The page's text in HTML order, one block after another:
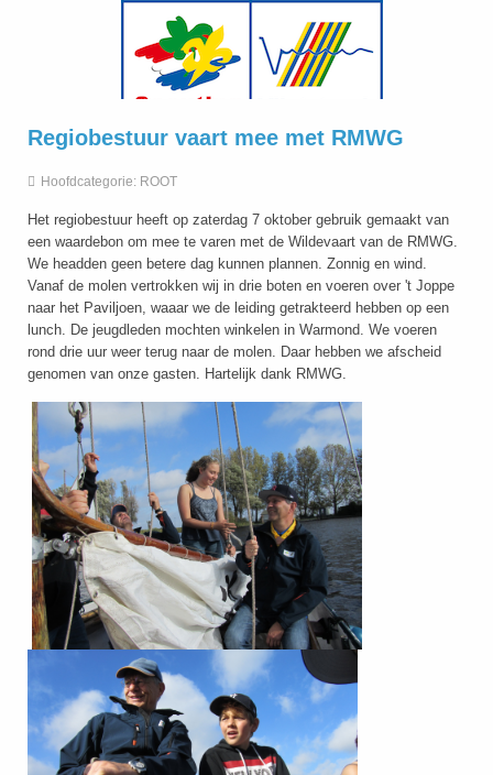
Regiobestuur vaart mee met RMWG
Hoofdcategorie: ROOT
Het regiobestuur heeft op zaterdag 7 oktober gebruik gemaakt van
een waardebon om mee te varen met de Wildevaart van de RMWG.
We headden geen betere dag kunnen plannen. Zonnig en wind.
Vanaf de molen vertrokken wij in drie boten en voeren over 't Joppe
naar het Paviljoen, waaar we de leiding getrakteerd hebben op een
lunch. De jeugdleden mochten winkelen in Warmond. We voeren
rond drie uur weer terug naar de molen. Daar hebben we afscheid
genomen van onze gasten. Hartelijk dank RMWG.